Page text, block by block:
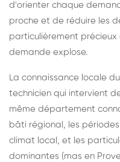
d'orienter chaque
proche et de réduire les
particulièrement précieux
demande explose.
La connaissance locale
technicien qui intervient
même département
bâti régional, les
climat local, et les
dominantes (mas en